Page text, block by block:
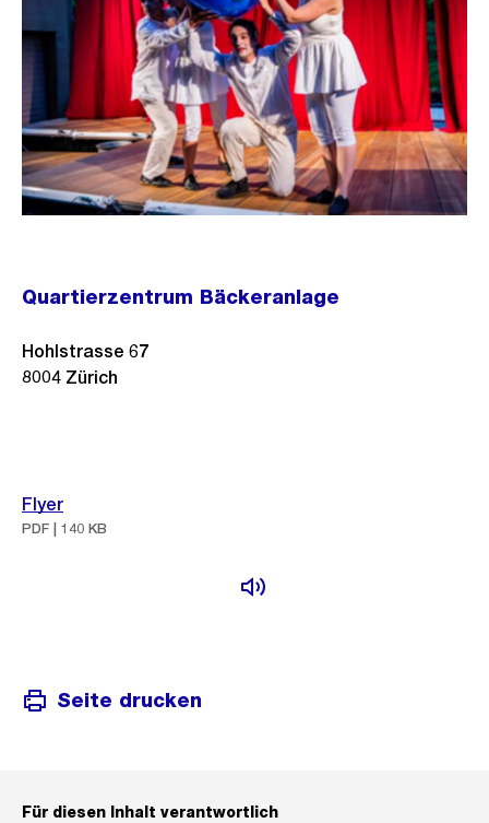
Quartierzentrum Bäckeranlage
Hohlstrasse 67
8004 Zürich
Flyer
PDF | 140 KB
Seite drucken
Für diesen Inhalt verantwortlich